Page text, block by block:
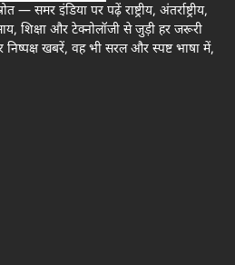
— समर इंडिया पर पढ़ें राष्ट्रीय, अंतर्राष्ट्रीय,
शिक्षा और टेक्नोलॉजी से जुड़ी हर जरूरी
खबरें, वह भी सरल और स्पष्ट भाषा में,